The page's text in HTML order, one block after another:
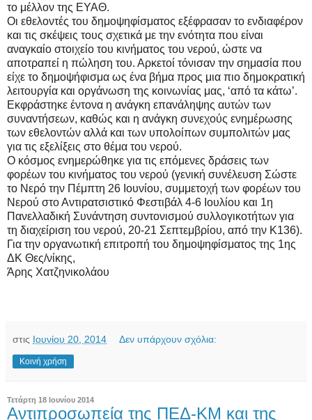
το μέλλον της ΕΥΑΘ.
Οι εθελοντές του δημοψηφίσματος εξέφρασαν το ενδιαφέρον
και τις σκέψεις τους σχετικά με την ενότητα που είναι
αναγκαίο στοιχείο του κινήματος του νερού, ώστε να
αποτραπεί η πώληση του. Αρκετοί τόνισαν την σημασία που
είχε το δημοψήφισμα ως ένα βήμα προς μια πιο δημοκρατική
λειτουργία και οργάνωση της κοινωνίας μας, ‘από τα κάτω’.
Εκφράστηκε έντονα η ανάγκη επανάληψης αυτών των
συναντήσεων, καθώς και η ανάγκη συνεχούς ενημέρωσης
των εθελοντών αλλά και των υπολοίπων συμπολιτών μας
για τις εξελίξεις στο θέμα του νερού.
Ο κόσμος ενημερώθηκε για τις επόμενες δράσεις των
φορέων του κινήματος του νερού (γενική συνέλευση Σώστε
το Νερό την Πέμπτη 26 Ιουνίου, συμμετοχή των φορέων του
Νερού στο Αντιρατσιστικό Φεστιβάλ 4-6 Ιουλίου και 1η
Πανελλαδική Συνάντηση συντονισμού συλλογικοτήτων για
τη διαχείριση του νερού, 20-21 Σεπτεμβρίου, από την Κ136).
Για την οργανωτική επιτροπή του δημοψηφίσματος της 1ης
ΔΚ Θες/νίκης,
Άρης Χατζηνικολάου
στις Ιουνίου 20, 2014 Δεν υπάρχουν σχόλια:
Κοινή χρήση
Τετάρτη 18 Ιουνίου 2014
Αντιπροσωπεία της ΠΕΔ-ΚΜ και της